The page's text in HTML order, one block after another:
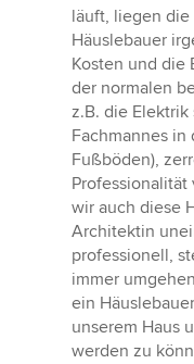
läuft, liegen
Häuslebauer
Kosten und die
der normalen
z.B. die
Fachmannes in
Fußböden),
Professionalität
wir auch diese
Architektin
professionell,
immer
ein
unserem Haus
werden zu